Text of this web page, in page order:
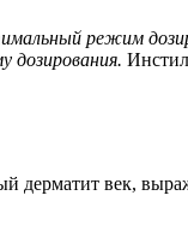
режим
дозирования.
дерматит век,